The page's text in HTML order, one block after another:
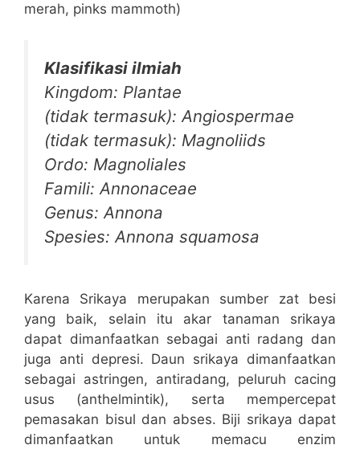
merah, pinks mammoth)
Klasifikasi ilmiah
Kingdom: Plantae
(tidak termasuk): Angiospermae
(tidak termasuk): Magnoliids
Ordo: Magnoliales
Famili: Annonaceae
Genus: Annona
Spesies: Annona squamosa
Karena Srikaya merupakan sumber zat besi
yang baik, selain itu akar tanaman srikaya
dapat dimanfaatkan sebagai anti radang dan
juga anti depresi. Daun srikaya dimanfaatkan
sebagai astringen, antiradang, peluruh cacing
usus (anthelmintik), serta mempercepat
pemasakan bisul dan abses. Biji srikaya dapat
dimanfaatkan untuk memacu enzim